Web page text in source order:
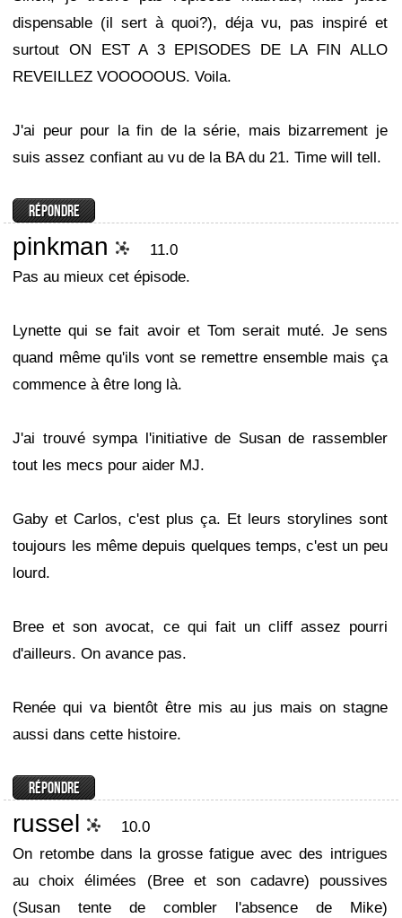
dispensable (il sert à quoi?), déja vu, pas inspiré et
surtout ON EST A 3 EPISODES DE LA FIN ALLO
REVEILLEZ VOOOOOUS. Voila.
J'ai peur pour la fin de la série, mais bizarrement je
suis assez confiant au vu de la BA du 21. Time will tell.
pinkman
11.0
Pas au mieux cet épisode.
Lynette qui se fait avoir et Tom serait muté. Je sens
quand même qu'ils vont se remettre ensemble mais ça
commence à être long là.
J'ai trouvé sympa l'initiative de Susan de rassembler
tout les mecs pour aider MJ.
Gaby et Carlos, c'est plus ça. Et leurs storylines sont
toujours les même depuis quelques temps, c'est un peu
lourd.
Bree et son avocat, ce qui fait un cliff assez pourri
d'ailleurs. On avance pas.
Renée qui va bientôt être mis au jus mais on stagne
aussi dans cette histoire.
russel
10.0
On retombe dans la grosse fatigue avec des intrigues
au choix élimées (Bree et son cadavre) poussives
(Susan tente de combler l'absence de Mike)